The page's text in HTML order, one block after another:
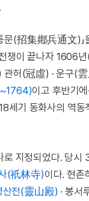
문(招集鄕兵通文)」
쟁이 끝나자 1606
허(冠虛) · 운구(雲
이고 후반기
세기 동화사의 역동
지정되었다. 당시
(祇林寺)이다. 현존
산전(靈山殿) · 봉서